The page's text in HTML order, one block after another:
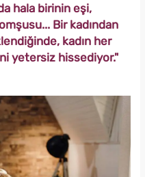
hala birinin eşi,
Bir kadından
kadın her
yetersiz hissediyor."